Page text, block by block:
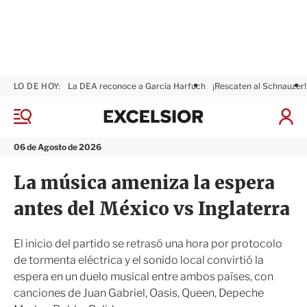
M
n
06 de Agosto de 2026
LO DE HOY: La DEA reconoce a García Harfuch ¡Rescaten al Schnauzer!
I
S
x
i
o
r
La música ameniza la espera
antes del México vs Inglaterra
El inicio del partido se retrasó una hora por protocolo
de tormenta eléctrica y el sonido local convirtió la
espera en un duelo musical entre ambos países, con
canciones de Juan Gabriel, Oasis, Queen, Depeche